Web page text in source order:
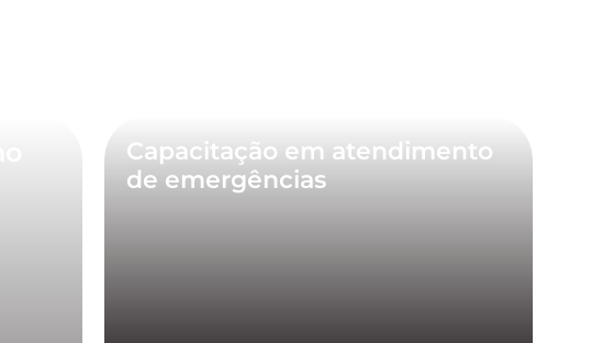
Capacitação em atendimento
de emergências